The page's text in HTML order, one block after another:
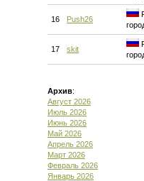
16 Push26
17 skit
Архив:
Август 2026
Июль 2026
Июнь 2026
Май 2026
Апрель 2026
Март 2026
Февраль 2026
Январь 2026